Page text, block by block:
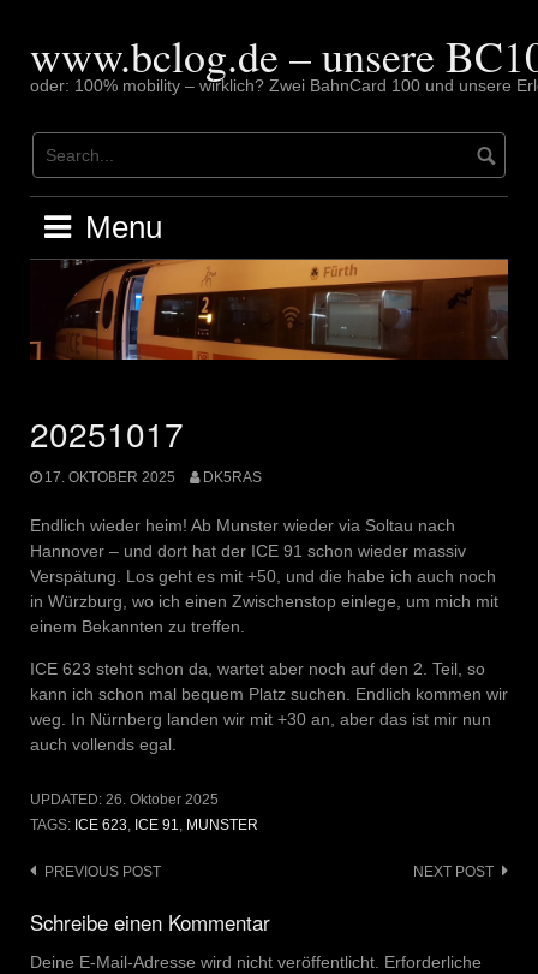
contentwww.bclog.de – unsere
oder: 100% mobility – wirklich? Zwei BahnCard 100 und unsere
Menu
20251017
17. OKTOBER 2025 DK5RAS
Endlich wieder heim! Ab Munster wieder via Soltau nach
Hannover – und dort hat der ICE 91 schon wieder massiv
Verspätung. Los geht es mit +50, und die habe ich auch noch
in Würzburg, wo ich einen Zwischenstop einlege, um mich mit
einem Bekannten zu treffen.
ICE 623 steht schon da, wartet aber noch auf den 2. Teil, so
kann ich schon mal bequem Platz suchen. Endlich kommen wir
weg. In Nürnberg landen wir mit +30 an, aber das ist mir nun
auch vollends egal.
UPDATED: 26. Oktober 2025
TAGS: ICE 623, ICE 91, MUNSTER
Post
navigation
PREVIOUS POST NEXT POST
Schreibe einen Kommentar
Deine E-Mail-Adresse wird nicht veröffentlicht. Erforderliche